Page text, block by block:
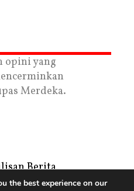
opini yang
Merdeka.
Berita
the best experience on our